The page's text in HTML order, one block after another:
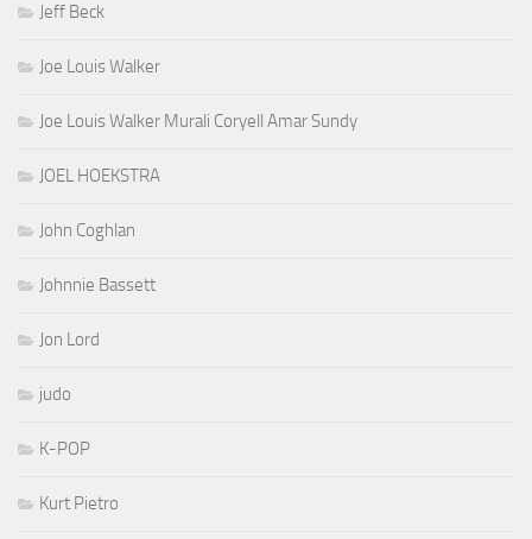
Jeff Beck
Joe Louis Walker
Joe Louis Walker Murali Coryell Amar Sundy
JOEL HOEKSTRA
John Coghlan
Johnnie Bassett
Jon Lord
judo
K-POP
Kurt Pietro